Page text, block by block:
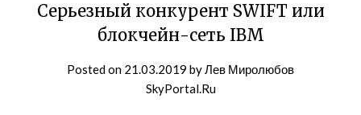
Серьезный конкурент SWIFT или
блокчейн-сеть IBM
Posted on 21.03.2019 byЛев Миролюбов
SkyPortal.Ru